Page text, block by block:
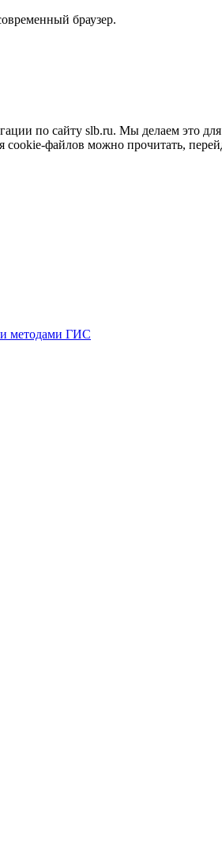
браузер.
по сайту slb.ru. Мы делаем это для
файлов можно прочитать,
методами ГИС